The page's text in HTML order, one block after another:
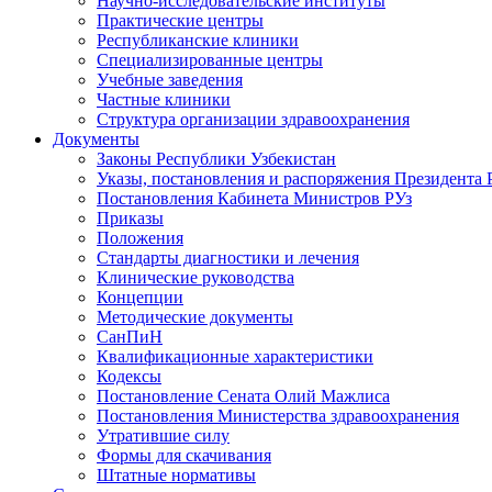
Практические центры
Республиканские клиники
Специализированные центры
Учебные заведения
Частные клиники
Структура организации здравоохранения
Документы
Законы Республики Узбекистан
Указы, постановления и распоряжения Президента
Постановления Кабинета Министров РУз
Приказы
Положения
Стандарты диагностики и лечения
Клинические руководства
Концепции
Методические документы
СанПиН
Квалификационные характеристики
Кодексы
Постановление Сената Олий Мажлиса
Постановления Министерства здравоохранения
Утратившие силу
Формы для скачивания
Штатные нормативы